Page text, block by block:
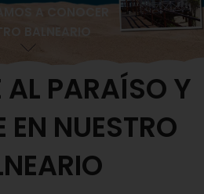
BALNEARIO
AL PARAÍSO Y
EN NUESTRO